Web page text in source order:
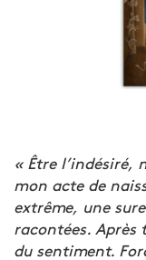
« Être l’indésiré,
mon acte de
extrême, une
racontées.
du sentiment.